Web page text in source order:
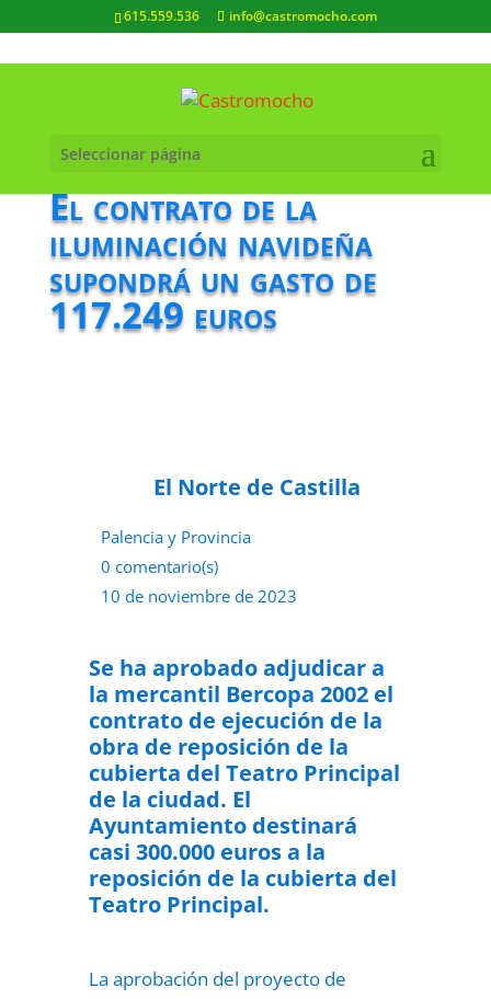
615.559.536 info@castromocho.com
Seleccionar página
El contrato de la
iluminación navideña
supondrá un gasto de
117.249 euros
El Norte de Castilla
Palencia y Provincia
0 comentario(s)
10 de noviembre de 2023
Se ha aprobado adjudicar a
la mercantil Bercopa 2002 el
contrato de ejecución de la
obra de reposición de la
cubierta del Teatro Principal
de la ciudad. El
Ayuntamiento destinará
casi 300.000 euros a la
reposición de la cubierta del
Teatro Principal.
La aprobación del proyecto de